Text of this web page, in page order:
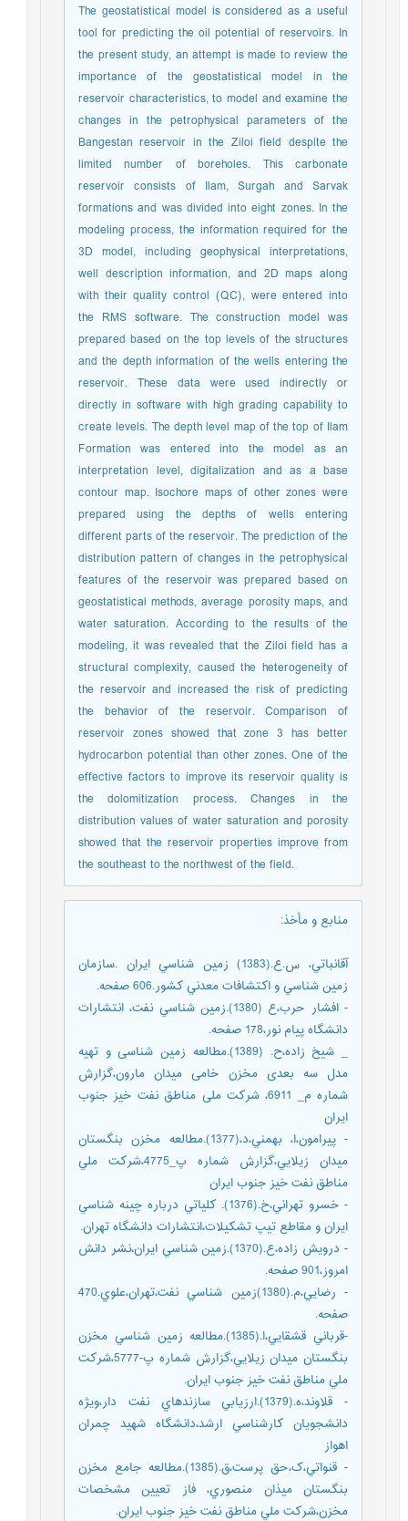
The geostatistical model is considered as a useful
tool for predicting the oil potential of reservoirs. In
the present study, an attempt is made to review the
importance of the geostatistical model in the
reservoir characteristics, to model and examine the
changes in the petrophysical parameters of the
Bangestan reservoir in the Ziloi field despite the
limited number of boreholes. This carbonate
reservoir consists of Ilam, Surgah and Sarvak
formations and was divided into eight zones. In the
modeling process, the information required for the
3D model, including geophysical interpretations,
well description information, and 2D maps along
with their quality control (QC), were entered into
the RMS software. The construction model was
prepared based on the top levels of the structures
and the depth information of the wells entering the
reservoir. These data were used indirectly or
directly in software with high grading capability to
create levels. The depth level map of the top of Ilam
Formation was entered into the model as an
interpretation level, digitalization and as a base
contour map. Isochore maps of other zones were
prepared using the depths of wells entering
different parts of the reservoir. The prediction of the
distribution pattern of changes in the petrophysical
features of the reservoir was prepared based on
geostatistical methods, average porosity maps, and
water saturation. According to the results of the
modeling, it was revealed that the Ziloi field has a
structural complexity, caused the heterogeneity of
the reservoir and increased the risk of predicting
the behavior of the reservoir. Comparison of
reservoir zones showed that zone 3 has better
hydrocarbon potential than other zones. One of the
effective factors to improve its reservoir quality is
the dolomitization process. Changes in the
distribution values of water saturation and porosity
showed that the reservoir properties improve from
the southeast to the northwest of the field.
منابع و مأخذ:
آقانباتي، س.ع.(1383) زمين شناسي ايران .سازمان
زمين شناسي و اکتشافات معدني کشور.606 صفحه.
- افشار حرب،ع (1380).زمين شناسي نفت، انتشارات
دانشگاه پيام نور،178 صفحه.
_ شیخ زاده،ح. (1389).مطالعه زمین شناسی و تهیه
مدل سه بعدی مخزن خامی میدان مارون،گزارش
شماره م_ 6911، شرکت ملی مناطق نفت خیز جنوب
ایران
- پيرامون،ا، بهمني،د،(1377).مطالعه مخزن بنگستان
ميدان زيلايي،گزارش شماره پ_4775،شرکت ملي
مناطق نفت خيز جنوب ايران
- خسرو تهراني،خ.(1376). کلياتي درباره چينه شناسي
ايران و مقاطع تيپ تشکيلات،انتشارات دانشگاه تهران.
- درويش زاده،ع.(1370).زمين شناسي ايران،نشر دانش
امروز،901 صفحه.
- رضايي،م.(1380)زمين شناسي نفت،تهران،علوي.470
صفحه.
-قرباني قشقايي،ا.(1385).مطالعه زمين شناسي مخزن
بنگستان ميدان زيلايي،گزارش شماره پ-5777،شرکت
ملي مناطق نفت خيز جنوب ايران.
- قلاوند،ه.(1379).ارزيابي سازندهاي نفت دار،ويژه
دانشجويان کارشناسي ارشد،دانشگاه شهيد چمران
اهواز
- قنواتي،ک،حق پرست،ق.(1385).مطالعه جامع مخزن
بنگستان ميذان منصوري، فاز تعيين مشخصات
مخزن،شرکت ملي مناطق نفت خيز جنوب ايران.